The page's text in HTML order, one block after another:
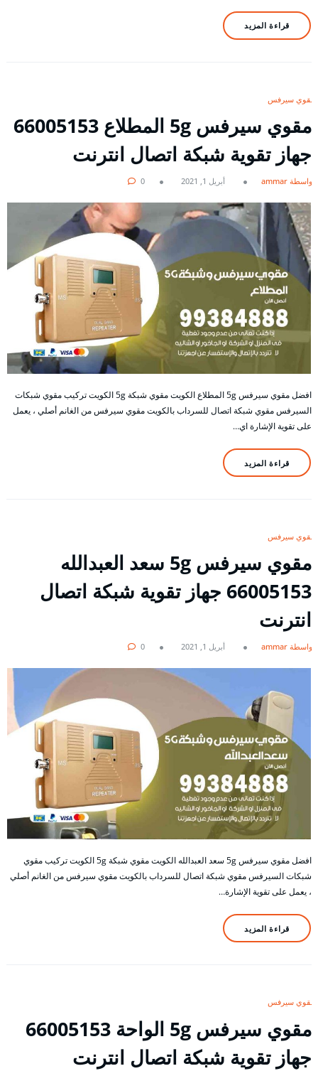
قراءة المزيد
مقوي سيرفس
مقوي سيرفس 5g المطلاع 66005153
جهاز تقوية شبكة اتصال انترنت
بواسطة ammar أبريل 1, 2021 0
افضل مقوي سيرفس 5g المطلاع الكويت مقوي شبكة 5g الكويت تركيب مقوي شبكات
السيرفس مقوي شبكة اتصال للسرداب بالكويت مقوي سيرفس من الغانم أصلي ، يعمل
على تقوية الإشارة اي…
قراءة المزيد
مقوي سيرفس
مقوي سيرفس 5g سعد العبدالله
66005153 جهاز تقوية شبكة اتصال
انترنت
بواسطة ammar أبريل 1, 2021 0
افضل مقوي سيرفس 5g سعد العبدالله الكويت مقوي شبكة 5g الكويت تركيب مقوي
شبكات السيرفس مقوي شبكة اتصال للسرداب بالكويت مقوي سيرفس من الغانم أصلي
، يعمل على تقوية الإشارة…
قراءة المزيد
مقوي سيرفس
مقوي سيرفس 5g الواحة 66005153
جهاز تقوية شبكة اتصال انترنت